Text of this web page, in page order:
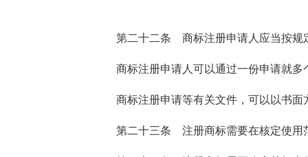
第二十二条 商标注册申请人应当按规定
商标注册申请人可以通过一份申请就多
商标注册申请等有关文件，可以以书面
第二十三条 注册商标需要在核定使用范